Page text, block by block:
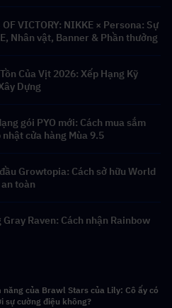
VICTORY: NIKKE × Persona: Sự
Nhân vật, Banner & Phần thưởng
Của Vịt 2026: Xếp Hạng Kỹ
Dựng
gói PYO mới: Cách mua sắm
cửa hàng Mùa 9.5
Growtopia: Cách sở hữu World
toàn
Raven: Cách nhận Rainbow
của Brawl Stars của Lily: Cô ấy có
sự cường điệu không?